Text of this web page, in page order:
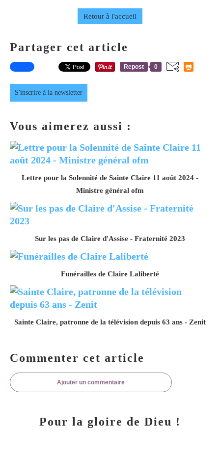
Retour à l'accueil
Partager cet article
Repost 0
S'inscrire à la newsletter
Vous aimerez aussi :
Lettre pour la Solennité de Sainte Claire 11 août 2024 -
Ministre général ofm
Sur les pas de Claire d'Assise - Fraternité 2023
Funérailles de Claire Laliberté
Sainte Claire, patronne de la télévision depuis 63 ans - Zenit
Commenter cet article
Ajouter un commentaire
Pour la gloire de Dieu !